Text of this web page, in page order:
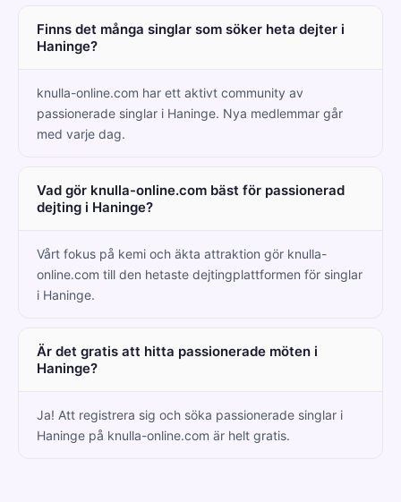
Finns det många singlar som söker heta dejter i
Haninge?
knulla-online.com har ett aktivt community av
passionerade singlar i Haninge. Nya medlemmar går
med varje dag.
Vad gör knulla-online.com bäst för passionerad
dejting i Haninge?
Vårt fokus på kemi och äkta attraktion gör knulla-
online.com till den hetaste dejtingplattformen för singlar
i Haninge.
Är det gratis att hitta passionerade möten i
Haninge?
Ja! Att registrera sig och söka passionerade singlar i
Haninge på knulla-online.com är helt gratis.